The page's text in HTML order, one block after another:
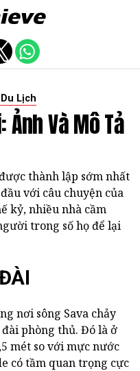
Lịch
Và Mô Tả
thành lập sớm nhất
với câu chuyện của
kỷ, nhiều nhà cầm
trong số họ để lại
nơi sông Sava chảy
phòng thủ. Đó là ở
mét so với mực nước
có tầm quan trọng cực